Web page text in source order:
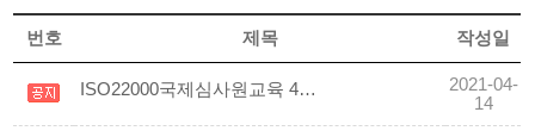
번호 제목 작성일
ISO22000국제심사원교육 4월 24~25일 교육입니다(일정 확정)
2021-04-
14